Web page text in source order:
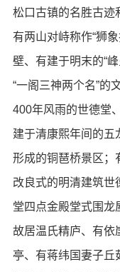
松口古镇的名胜古迹
有两山对峙称作“狮
壁、有建于明末的“
“一阁三神两个名”的
400年风雨的世德堂
建于清康熙年间的五
形成的铜琶桥景区；
改良式的明清建筑世
堂四点金殿堂式围龙
故居温氏精庐、有依
亭、有蒋纬国妻子丘